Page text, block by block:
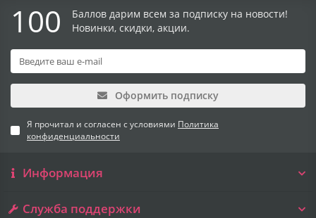
100
Баллов дарим всем за подписку на новости!
Новинки, скидки, акции.
Оформить подписку
Я прочитал и согласен с условиями Политика
конфиденциальности
Информация
Служба поддержки